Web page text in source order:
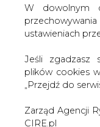
W dowolnym
ustawieniach
Jeśli zgadzasz
plików cookies
„Przejdź do
Zarząd Agencji
CIRE.pl
zakładał, że
000 sztuk.
297 egzemplarzy
O ile tendencja
może zrealizować
następująco: